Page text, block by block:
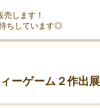
します！
ちしています◎
ーゲーム２作出展